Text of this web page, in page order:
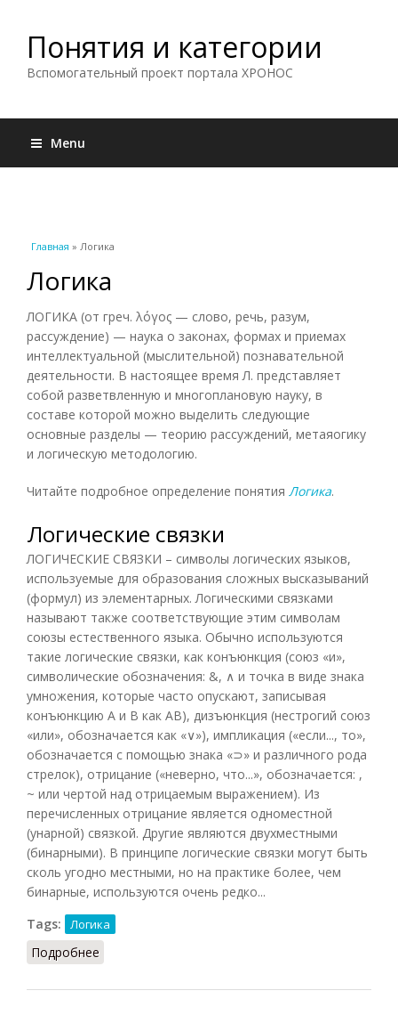
Понятия и категории
Вспомогательный проект портала ХРОНОС
Menu
Вы здесь
Главная » Логика
Логика
ЛОГИКА (от греч. λόγος — слово, речь, разум,
рассуждение) — наука о законах, формах и приемах
интеллектуальной (мыслительной) познавательной
деятельности. В настоящее время Л. представляет
собой разветвленную и многоплановую науку, в
составе которой можно выделить следующие
основные разделы — теорию рассуждений, метаяогику
и логическую методологию.
Читайте подробное определение понятия Логика.
Логические связки
ЛОГИЧЕСКИЕ СВЯЗКИ – символы логических языков,
используемые для образования сложных высказываний
(формул) из элементарных. Логическими связками
называют также соответствующие этим символам
союзы естественного языка. Обычно используются
такие логические связки, как конъюнкция (союз «и»,
символические обозначения: &, ∧ и точка в виде знака
умножения, которые часто опускают, записывая
конъюнкцию А и В как AB), дизъюнкция (нестрогий союз
«или», обозначается как «∨»), импликация («если..., то»,
обозначается с помощью знака «⊃» и различного рода
стрелок), отрицание («неверно, что...», обозначается: ,
~ или чертой над отрицаемым выражением). Из
перечисленных отрицание является одноместной
(унарной) связкой. Другие являются двухместными
(бинарными). В принципе логические связки могут быть
сколь угодно местными, но на практике более, чем
бинарные, используются очень редко...
Tags:
Логика
Подробнее